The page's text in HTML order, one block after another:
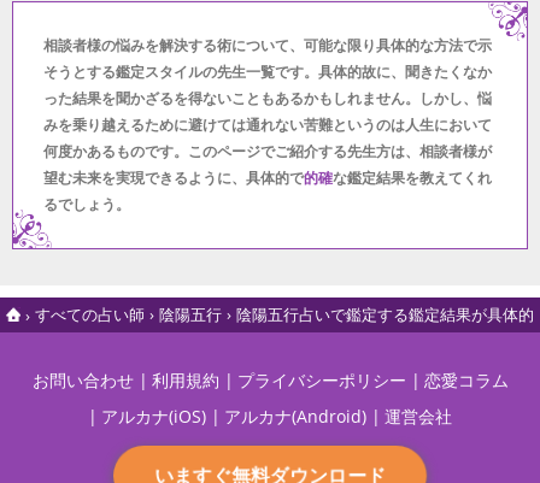
相談者様の悩みを解決する術について、可能な限り具体的な方法で示
そうとする鑑定スタイルの先生一覧です。具体的故に、聞きたくなか
った結果を聞かざるを得ないこともあるかもしれません。しかし、悩
みを乗り越えるために避けては通れない苦難というのは人生において
何度かあるものです。このページでご紹介する先生方は、相談者様が
望む未来を実現できるように、具体的で的確な鑑定結果を教えてくれ
るでしょう。
すべての占い師 陰陽五行 陰陽五行占いで鑑定する鑑定結果が具体的
お問い合わせ 利用規約 プライバシーポリシー
恋愛コラム
アルカナ(iOS)
アルカナ(Android) 運営会社
いますぐ無料ダウンロード